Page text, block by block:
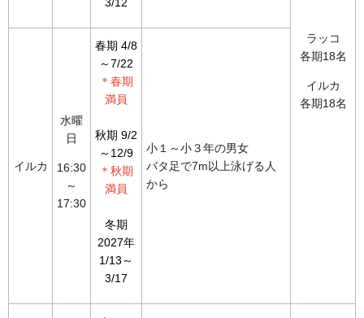
3/12
ラッコ
各期18名
イルカ
各期18名
イルカ
水曜
日
16:30
～
17:30
春期 4/8
～7/22
＊春期
満員
秋期 9/2
～12/9
＊秋期
満員
冬期
2027年
1/13～
3/17
小１～小３年の男女
バタ足で7m以上泳げる人
から